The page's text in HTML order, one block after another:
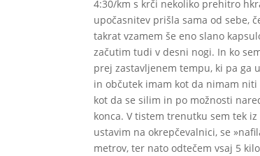
4:30/km s krči nekoliko prehitro
upočasnitev prišla sama od sebe,
takrat vzamem še eno slano
začutim tudi v desni nogi. In ko
prej zastavljenem tempu, ki pa ga
in občutek imam kot da nimam
kot da se silim in po možnosti
konca. V tistem trenutku sem tek
ustavim na okrepčevalnici, se
metrov, ter nato odtečem vsaj 5